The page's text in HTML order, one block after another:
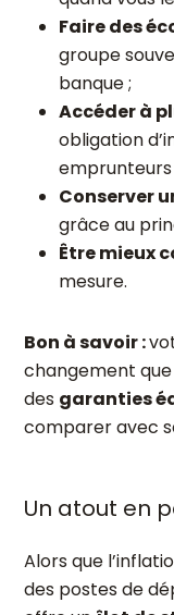
Faire des
groupe
banque ;
Accéder à
obligation
emprunteurs
Conserver
grâce au
Être mieux
mesure.
Bon à savoir :
changement
des garanties
comparer avec
Un atout en
Alors que
des postes de